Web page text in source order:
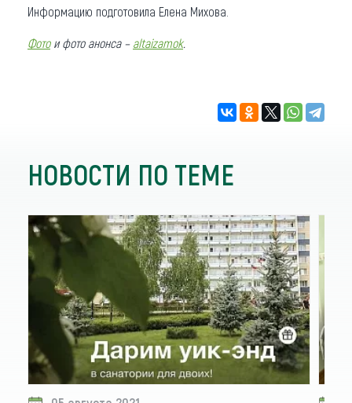
Информацию подготовила Елена Михова.
Фотои фото анонса – altaizamok.
НОВОСТИ ПО ТЕМЕ